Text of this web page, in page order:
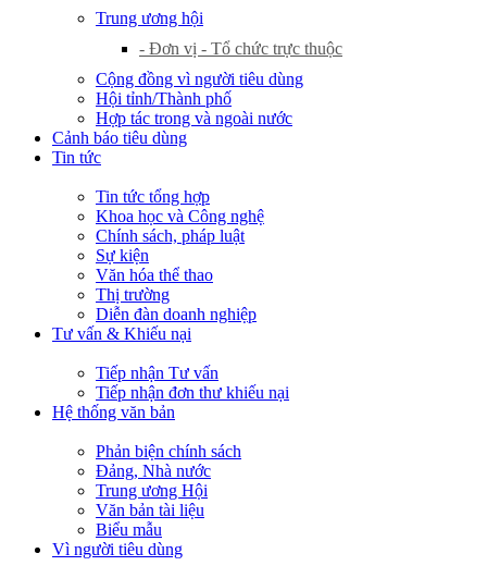
Trung ương hội
- Đơn vị - Tổ chức trực thuộc
Cộng đồng vì người tiêu dùng
Hội tỉnh/Thành phố
Hợp tác trong và ngoài nước
Cảnh báo tiêu dùng
Tin tức
Tin tức tổng hợp
Khoa học và Công nghệ
Chính sách, pháp luật
Sự kiện
Văn hóa thể thao
Thị trường
Diễn đàn doanh nghiệp
Tư vấn & Khiếu nại
Tiếp nhận Tư vấn
Tiếp nhận đơn thư khiếu nại
Hệ thống văn bản
Phản biện chính sách
Đảng, Nhà nước
Trung ương Hội
Văn bản tài liệu
Biểu mẫu
Vì người tiêu dùng